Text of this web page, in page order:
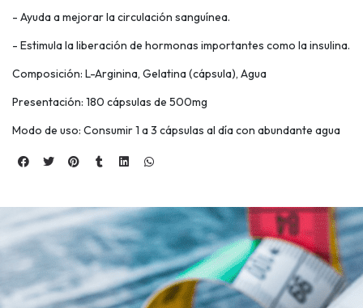
- Ayuda a mejorar la circulación sanguínea.
- Estimula la liberación de hormonas importantes como la insulina.
Composición: L-Arginina, Gelatina (cápsula), Agua
Presentación: 180 cápsulas de 500mg
Modo de uso: Consumir 1 a 3 cápsulas al día con abundante agua